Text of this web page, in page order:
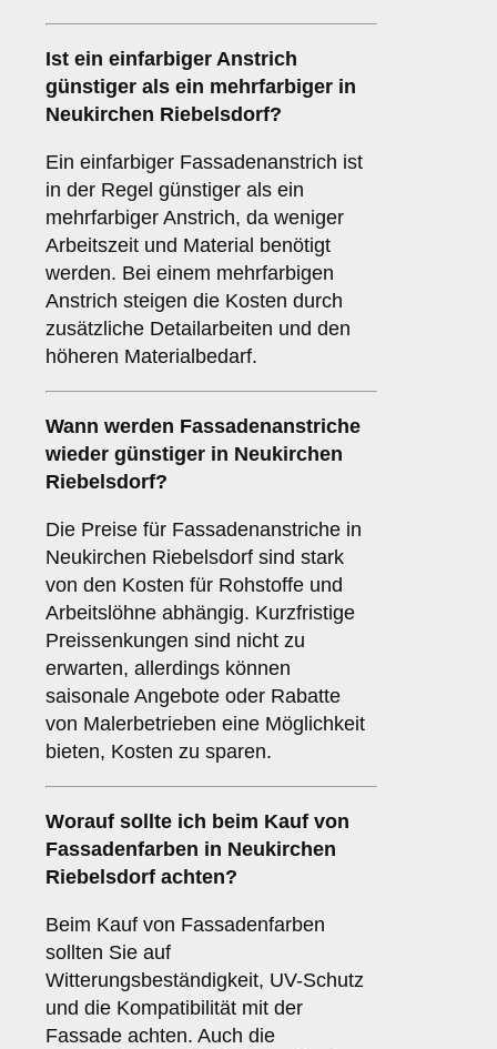
Ist ein einfarbiger Anstrich
günstiger als ein mehrfarbiger in
Neukirchen Riebelsdorf?
Ein einfarbiger Fassadenanstrich ist
in der Regel günstiger als ein
mehrfarbiger Anstrich, da weniger
Arbeitszeit und Material benötigt
werden. Bei einem mehrfarbigen
Anstrich steigen die Kosten durch
zusätzliche Detailarbeiten und den
höheren Materialbedarf.
Wann werden Fassadenanstriche
wieder günstiger in Neukirchen
Riebelsdorf?
Die Preise für Fassadenanstriche in
Neukirchen Riebelsdorf sind stark
von den Kosten für Rohstoffe und
Arbeitslöhne abhängig. Kurzfristige
Preissenkungen sind nicht zu
erwarten, allerdings können
saisonale Angebote oder Rabatte
von Malerbetrieben eine Möglichkeit
bieten, Kosten zu sparen.
Worauf sollte ich beim Kauf von
Fassadenfarben in Neukirchen
Riebelsdorf achten?
Beim Kauf von Fassadenfarben
sollten Sie auf
Witterungsbeständigkeit, UV-Schutz
und die Kompatibilität mit der
Fassade achten. Auch die